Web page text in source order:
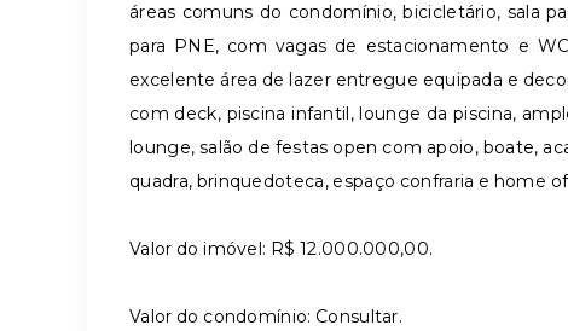
áreas comuns do condomínio, bicicletário, sala
para PNE, com vagas de estacionamento e
excelente área de lazer entregue equipada e
com deck, piscina infantil, lounge da piscina,
lounge, salão de festas open com apoio, boate,
quadra, brinquedoteca, espaço confraria e home
Valor do imóvel: R$ 12.000.000,00.
Valor do condomínio: Consultar.